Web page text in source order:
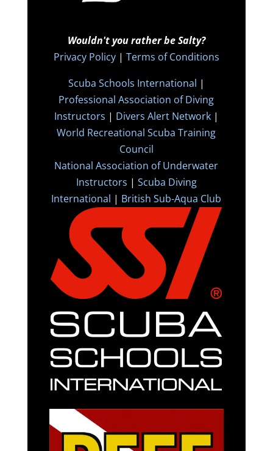
Wouldn't you rather be Salty?
Privacy Policy | Terms of Conditions
Scuba Schools International |
Professional Association of Diving
Instructors | Divers Alert Network |
World Recreational Scuba Training
Council
National Association of Underwater
Instructors | Scuba Diving
International | British Sub-Aqua Club